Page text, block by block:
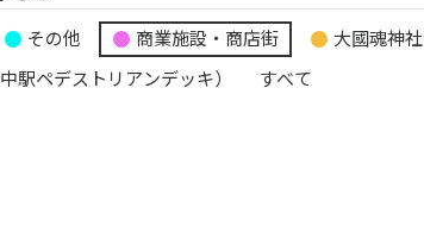
その他 商業施設・商店街
大國魂神社
駅ペデストリアンデッキ）
すべて